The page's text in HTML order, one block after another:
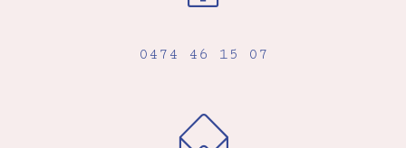
0474 46 15 07